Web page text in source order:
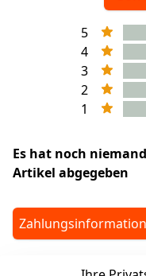
5
4
3
2
1
Es hat noch
Artikel abgegeben